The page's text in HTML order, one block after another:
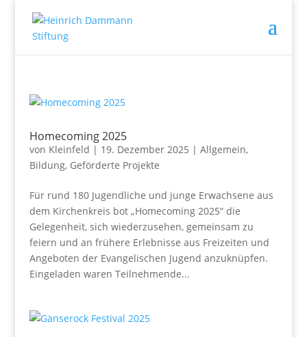
Homecoming 2025
von Kleinfeld | 19. Dezember 2025 | Allgemein,
Bildung, Geförderte Projekte
Für rund 180 Jugendliche und junge Erwachsene aus
dem Kirchenkreis bot „Homecoming 2025“ die
Gelegenheit, sich wiederzusehen, gemeinsam zu
feiern und an frühere Erlebnisse aus Freizeiten und
Angeboten der Evangelischen Jugend anzuknüpfen.
Eingeladen waren Teilnehmende...